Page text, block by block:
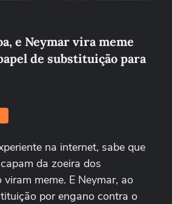
e Neymar vira meme
de substituição para
na internet, sabe que
da zoeira dos
meme. E Neymar, ao
por engano contra o